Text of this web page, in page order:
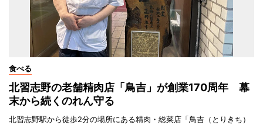
食べる
北習志野の老舗精肉店「鳥吉」が創業170周年 幕
末から続くのれん守る
北習志野駅から徒歩2分の場所にある精肉・総菜店「鳥吉（とりきち）